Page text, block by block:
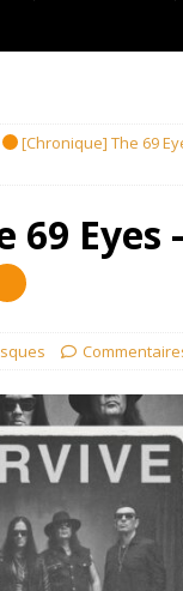
[Chronique] The 69
69 Eyes